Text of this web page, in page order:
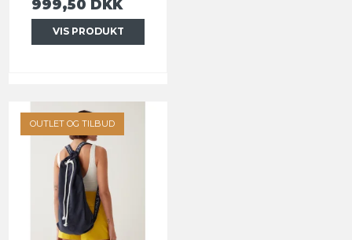
999,50 DKK
VIS PRODUKT
OUTLET OG TILBUD